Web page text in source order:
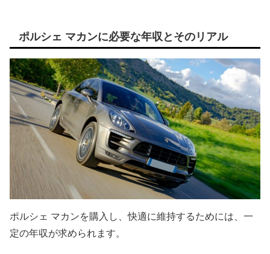
ポルシェ マカンに必要な年収とそのリアル
ポルシェ マカンを購入し、快適に維持するためには、一
定の年収が求められます。